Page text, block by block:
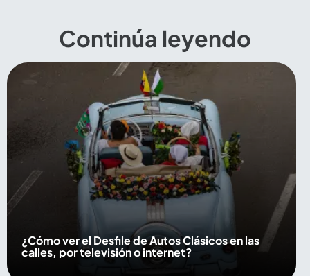
Continúa leyendo
¿Cómo ver el Desfile de Autos Clásicos en las
calles, por televisión o internet?